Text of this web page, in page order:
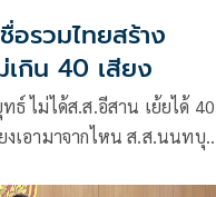
อรวมไทยสร้าง
เกิน 40 เสียง
ธ์ ไม่ได้ส.ส.อีสาน เย้ยได้ 40
งเอามาจากไหน ส.ส.นนทบุรี